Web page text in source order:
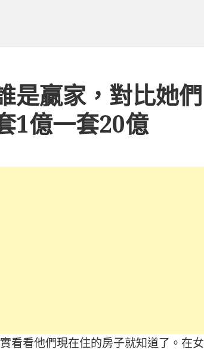
是贏家，對比她們
1億一套20億
看看他們現在住的房子就知道了。在女